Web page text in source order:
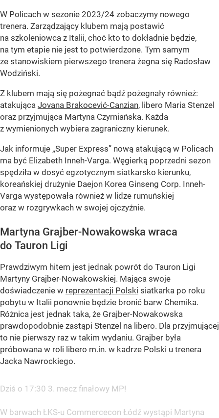
W Policach w sezonie 2023/24 zobaczymy nowego
trenera. Zarządzający klubem mają postawić
na szkoleniowca z Italii, choć kto to dokładnie będzie,
na tym etapie nie jest to potwierdzone. Tym samym
ze stanowiskiem pierwszego trenera żegna się Radosław
Wodziński.
Z klubem mają się pożegnać bądź pożegnały również:
atakująca Jovana Brakocević-Canzian, libero Maria Stenzel
oraz przyjmująca Martyna Czyrniańska. Każda
z wymienionych wybiera zagraniczny kierunek.
Jak informuje „Super Express” nową atakującą w Policach
ma być Elizabeth Inneh-Varga. Węgierką poprzedni sezon
spędziła w dosyć egzotycznym siatkarsko kierunku,
koreańskiej drużynie Daejon Korea Ginseng Corp. Inneh-
Varga występowała również w lidze rumuńskiej
oraz w rozgrywkach w swojej ojczyźnie.
Martyna Grajber-Nowakowska wraca
do Tauron Ligi
Prawdziwym hitem jest jednak powrót do Tauron Ligi
Martyny Grajber-Nowakowskiej. Mająca swoje
doświadczenie w reprezentacji Polski siatkarka po roku
pobytu w Italii ponownie będzie bronić barw Chemika.
Różnica jest jednak taka, że Grajber-Nowakowska
prawdopodobnie zastąpi Stenzel na libero. Dla przyjmującej
to nie pierwszy raz w takim wydaniu. Grajber była
próbowana w roli libero m.in. w kadrze Polski u trenera
Jacka Nawrockiego.
Dziś o 17:30 3. mecz finałowy MP!
W barwach ŁKS-u Commercecon Łódź wystąpi Martyna